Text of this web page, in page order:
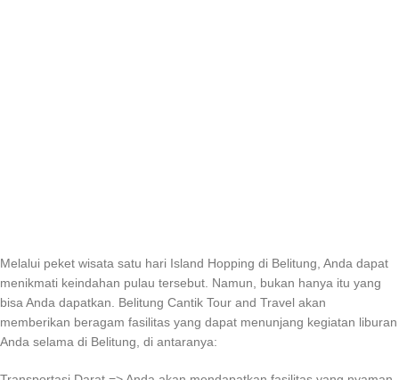
Melalui peket wisata satu hari Island Hopping di Belitung, Anda dapat
menikmati keindahan pulau tersebut. Namun, bukan hanya itu yang
bisa Anda dapatkan. Belitung Cantik Tour and Travel akan
memberikan beragam fasilitas yang dapat menunjang kegiatan liburan
Anda selama di Belitung, di antaranya: